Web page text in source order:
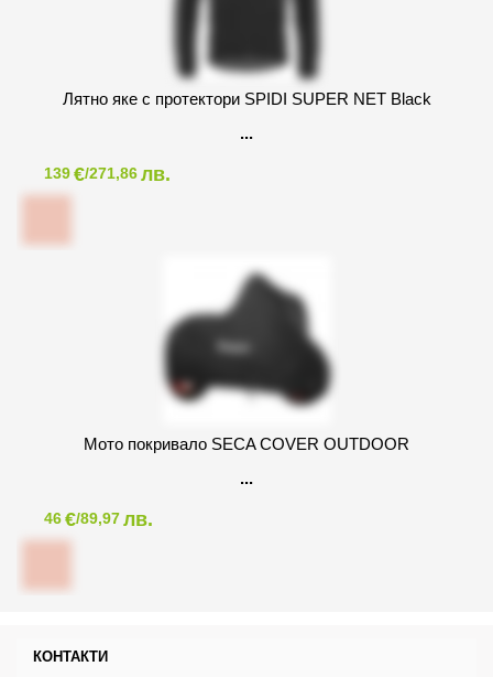
Лятно яке с протектори SPIDI SUPER NET Black
139€/271,86лв.
Мото покривало SECA COVER OUTDOOR
46€/89,97лв.
КОНТАКТИ